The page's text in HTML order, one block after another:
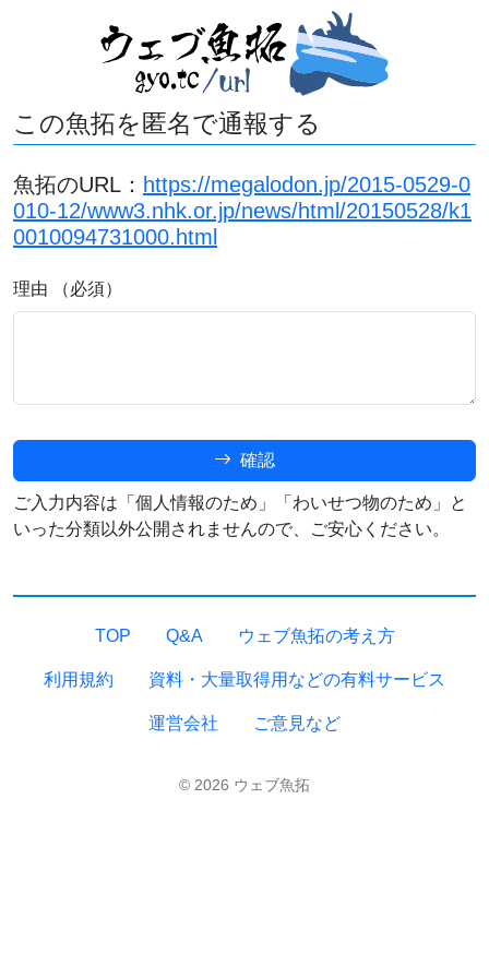
この魚拓を匿名で通報する
魚拓のURL： https://megalodon.jp/2015-0529-0
010-12/www3.nhk.or.jp/news/html/20150528/k1
0010094731000.html
理由 （必須）
確認
ご入力内容は「個人情報のため」「わいせつ物のため」と
いった分類以外公開されませんので、ご安心ください。
TOP Q&A ウェブ魚拓の考え方
利用規約 資料・大量取得用などの有料サービス
運営会社 ご意見など
© 2026 ウェブ魚拓